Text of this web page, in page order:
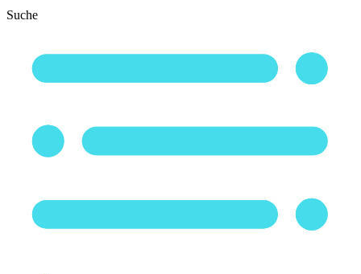
Suche